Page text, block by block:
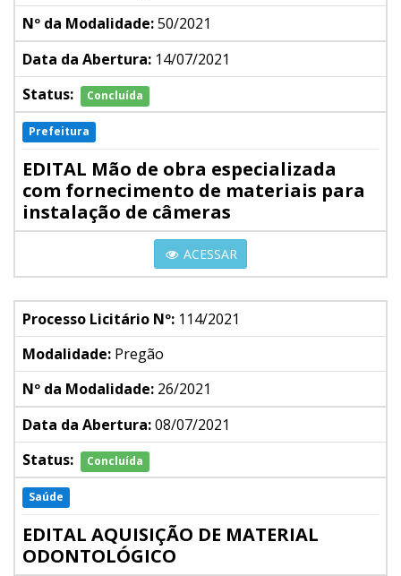
Nº da Modalidade:50/2021
Data da Abertura: 14/07/2021
Status:
Concluída
Prefeitura
EDITAL Mão de obra especializada
com fornecimento de materiais para
instalação de câmeras
ACESSAR
Processo Licitário Nº: 114/2021
Modalidade: Pregão
Nº da Modalidade: 26/2021
Data da Abertura:08/07/2021
Status:
Concluída
Saúde
EDITAL AQUISIÇÃO DE MATERIAL
ODONTOLÓGICO